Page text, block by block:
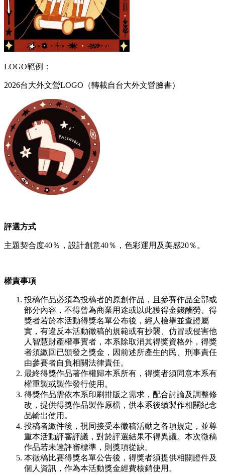
LOGO範例：
2026台大外文營LOGO（轉載自台大外文營臉書）
評選方式
主題契合度40％，設計創意40％，色彩運用及美感20％。
權責事項
投稿作品必須為投稿者的原創作品，且參賽作品全部或
部分內容，不得曾為商業用途或以此獲得金錢酬勞。得
獎者若於本活動得獎名單公布後，經人檢舉並查證屬
實，有違反本活動徵稿的規範或有抄襲、仿冒或侵害他
人智慧財產權事實者，本系除取消其得獎資格外，得獎
者須繳回已頒發之獎金，因前述所產生的民、刑事責任
由參賽者自負相關法律責任。
最終得獎作品著作權歸本系所有，得獎者須同意本系有
權重製或製作發行使用。
得獎作品需依本系印刷排版之需求，配合討論及調整修
改，提供得獎作品製作原檔，供本系後續製作相關紀念
品輸出使用。
投稿者繳件後，視同接受本徵稿活動之各項規定，並尊
重本活動評審評議，對於評選結果不得異議。本次徵稿
作品若未達評審標準，則獎項從缺。
本徵稿比賽得獎名單公告後，得獎者須提供相關證件及
個人資訊，作為本活動獎金經費核銷使用。